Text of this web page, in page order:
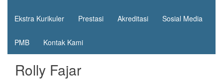
Ekstra Kurikuler Prestasi Akreditasi Sosial Media
PMB Kontak Kami
Rolly Fajar